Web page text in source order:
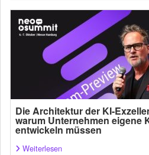
Die Architektur der KI-
warum Unternehmen eigene
entwickeln müssen
Weiterlesen